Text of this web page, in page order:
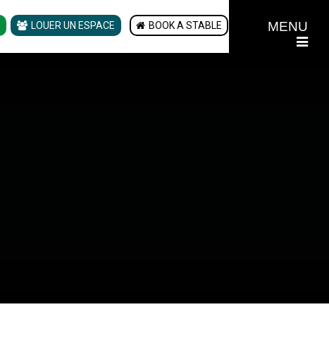
MENU
LOUER UN ESPACE BOOK A STABLE